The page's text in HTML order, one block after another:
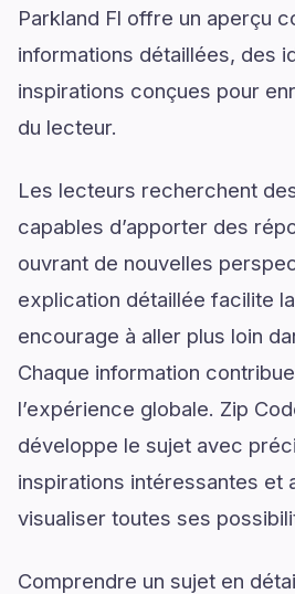
Parkland Fl offre un aperçu
informations détaillées, des
inspirations conçues pour
du lecteur.
Les lecteurs recherchent
capables d’apporter des
ouvrant de nouvelles
explication détaillée facilite
encourage à aller plus loin
Chaque information
l’expérience globale. Zip
développe le sujet avec
inspirations intéressantes et
visualiser toutes ses
Comprendre un sujet en